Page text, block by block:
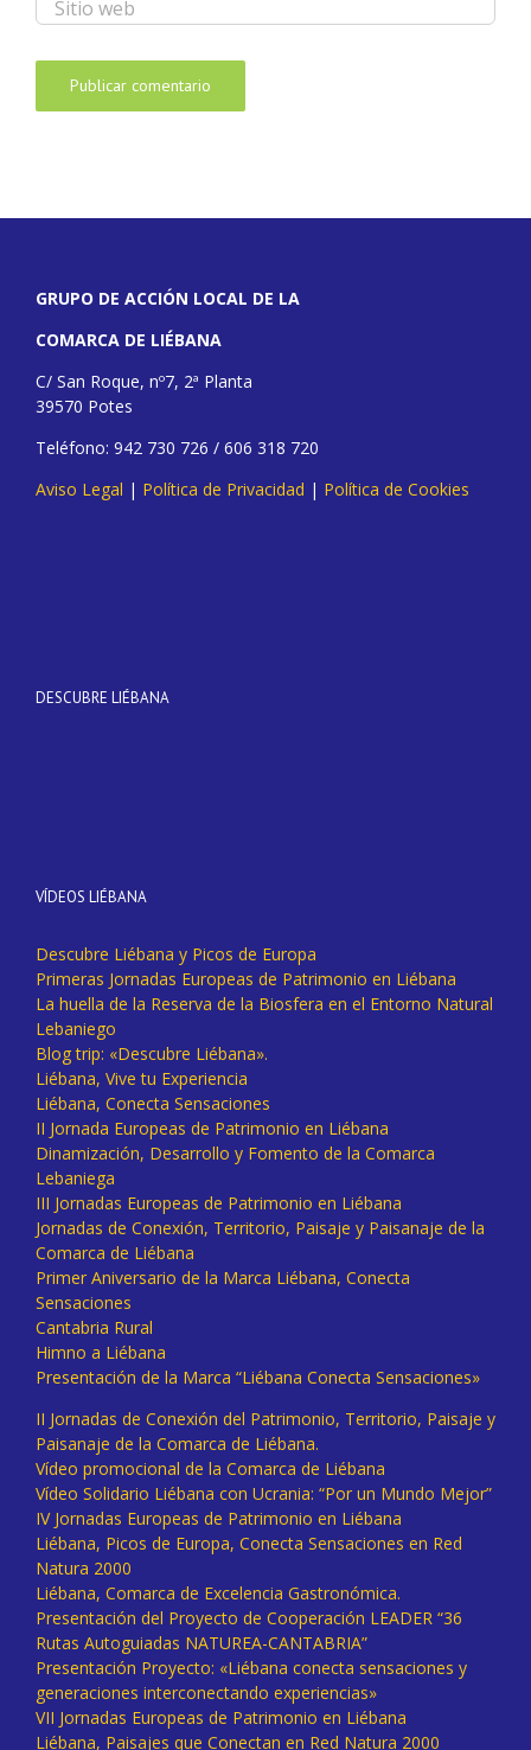
GRUPO DE ACCIÓN LOCAL DE LA
COMARCA DE LIÉBANA
C/ San Roque, nº7, 2ª Planta
39570 Potes
Teléfono: 942 730 726 / 606 318 720
Aviso Legal | Política de Privacidad | Política de Cookies
DESCUBRE LIÉBANA
VÍDEOS LIÉBANA
Descubre Liébana y Picos de Europa
Primeras Jornadas Europeas de Patrimonio en Liébana
La huella de la Reserva de la Biosfera en el Entorno Natural
Lebaniego
Blog trip: «Descubre Liébana».
Liébana, Vive tu Experiencia
Liébana, Conecta Sensaciones
II Jornada Europeas de Patrimonio en Liébana
Dinamización, Desarrollo y Fomento de la Comarca
Lebaniega
III Jornadas Europeas de Patrimonio en Liébana
Jornadas de Conexión, Territorio, Paisaje y Paisanaje de la
Comarca de Liébana
Primer Aniversario de la Marca Liébana, Conecta
Sensaciones
Cantabria Rural
Himno a Liébana
Presentación de la Marca “Liébana Conecta Sensaciones»
II Jornadas de Conexión del Patrimonio, Territorio, Paisaje y
Paisanaje de la Comarca de Liébana.
Vídeo promocional de la Comarca de Liébana
Vídeo Solidario Liébana con Ucrania: “Por un Mundo Mejor”
IV Jornadas Europeas de Patrimonio en Liébana
Liébana, Picos de Europa, Conecta Sensaciones en Red
Natura 2000
Liébana, Comarca de Excelencia Gastronómica.
Presentación del Proyecto de Cooperación LEADER “36
Rutas Autoguiadas NATUREA-CANTABRIA”
Presentación Proyecto: «Liébana conecta sensaciones y
generaciones interconectando experiencias»
VII Jornadas Europeas de Patrimonio en Liébana
Liébana, Paisajes que Conectan en Red Natura 2000